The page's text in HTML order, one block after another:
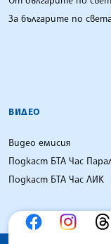
За българите по света
ВИДЕО
Видео емисия
Подкаст БТА Час
Подкаст БТА Час ЛИК